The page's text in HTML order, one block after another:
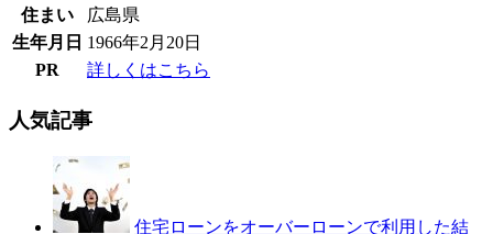
住まい
広島県
生年月日 1966年2月20日
PR
詳しくはこちら
人気記事
住宅ローンをオーバーローンで利用した結